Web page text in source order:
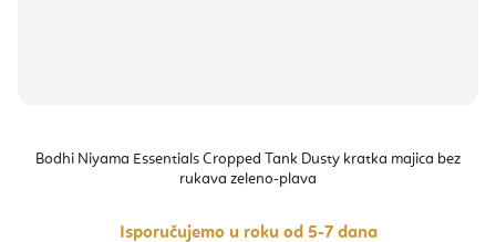
Bodhi Niyama Essentials Cropped Tank Dusty kratka majica bez
rukava zeleno-plava
Isporučujemo u roku od 5-7 dana